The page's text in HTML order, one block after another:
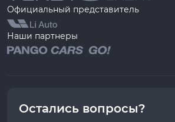
Официальный представитель
Наши партнеры
Остались вопросы?